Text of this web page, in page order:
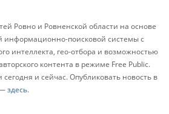
Ровно и Ровненской области на основе
информационно-поисковой системы с
интеллекта, гео-отбора и возможностью
контента в режиме Free Public.
и сейчас. Опубликовать новость в
здесь.